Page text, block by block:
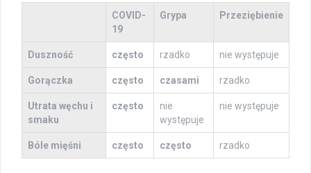
COVID-
19
Grypa Przeziębienie
Duszność często rzadko nie występuje
Gorączka często czasami rzadko
Utrata węchu i
smaku
często
nie
występuje
nie występuje
Bóle mięśni często często rzadko